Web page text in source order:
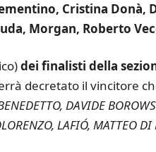
Cristina Donà,
Morgan, Roberto
dei finalisti della
decretato il vincitore
DAVIDE
LAFIÓ, MATTEO